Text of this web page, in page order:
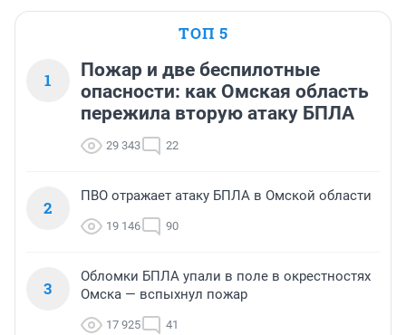
ТОП 5
1
Пожар и две беспилотные
опасности: как Омская область
пережила вторую атаку БПЛА
29 343 22
2
ПВО отражает атаку БПЛА в Омской области
19 146 90
3
Обломки БПЛА упали в поле в окрестностях
Омска — вспыхнул пожар
17 925 41